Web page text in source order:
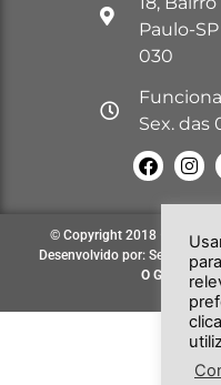
Paulo-SP
030
Sex. das
© Copyright 2018 – 2026.
Desenvolvido por: Secretária
O GOB-SP